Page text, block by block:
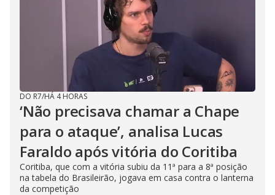
DO R7/HÁ 4 HORAS
‘Não precisava chamar a Chape
para o ataque’, analisa Lucas
Faraldo após vitória do Coritiba
Coritiba, que com a vitória subiu da 11ª para a 8ª posição
na tabela do Brasileirão, jogava em casa contra o lanterna
da competição